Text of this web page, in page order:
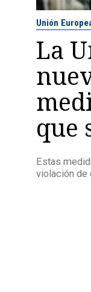
Unión
La
que
Estas
violación de